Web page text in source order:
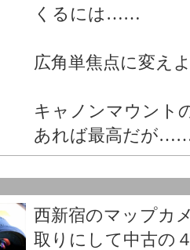
くるには……
広角単焦点に変
キャノンマウント
あれば最高だが
西新宿のマップカ
取りにして中古の